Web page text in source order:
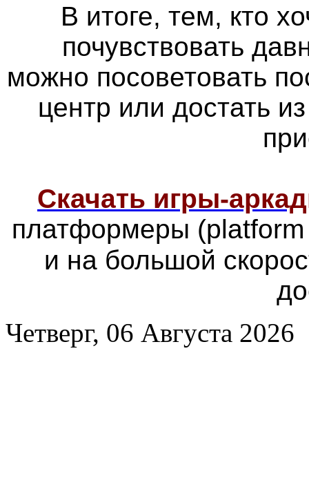
В итоге, тем, кто
почувствовать
можно посоветовать
центр или достать
Скачать игры-
платформеры
и на большой
Четверг, 06 Августа 2026